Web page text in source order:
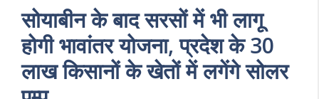
सोयाबीन के बाद सरसों में भी लागू
होगी भावांतर योजना, प्रदेश के 30
लाख किसानों के खेतों में लगेंगे सोलर